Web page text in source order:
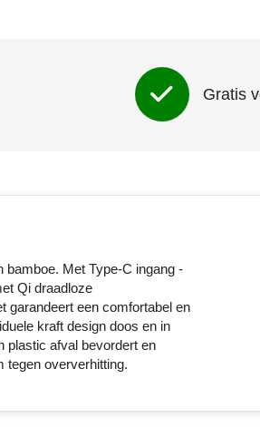
Gratis
Met Type-C ingang -
Qi draadloze
garandeert een comfortabel en
kraft design doos en in
plastic afval bevordert en
tegen oververhitting.